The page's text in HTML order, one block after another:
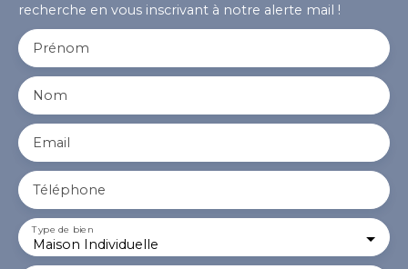
recherche en vous inscrivant à notre alerte mail !
Prénom
Nom
Email
Téléphone
Maison Individuelle
Type de bien